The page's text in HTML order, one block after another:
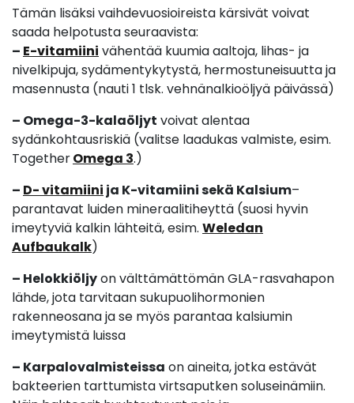
Tämän lisäksi vaihdevuosioireista kärsivät voivat
saada helpotusta seuraavista:
– E-vitamiini vähentää kuumia aaltoja, lihas- ja
nivelkipuja, sydämentykytystä, hermostuneisuutta ja
masennusta (nauti 1 tlsk. vehnänalkioöljyä päivässä)
– Omega-3-kalaöljyt voivat alentaa
sydänkohtausriskiä (valitse laadukas valmiste, esim.
TogetherOmega 3.)
– D- vitamiini ja K-vitamiini sekä Kalsium–
parantavat luiden mineraalitiheyttä (suosi hyvin
imeytyviä kalkin lähteitä, esim. Weledan
Aufbaukalk)
– Helokkiöljyon välttämättömän GLA-rasvahapon
lähde, jota tarvitaan sukupuolihormonien
rakenneosana ja se myös parantaa kalsiumin
imeytymistä luissa
– Karpalovalmisteissa on aineita, jotka estävät
bakteerien tarttumista virtsaputken soluseinämiin.